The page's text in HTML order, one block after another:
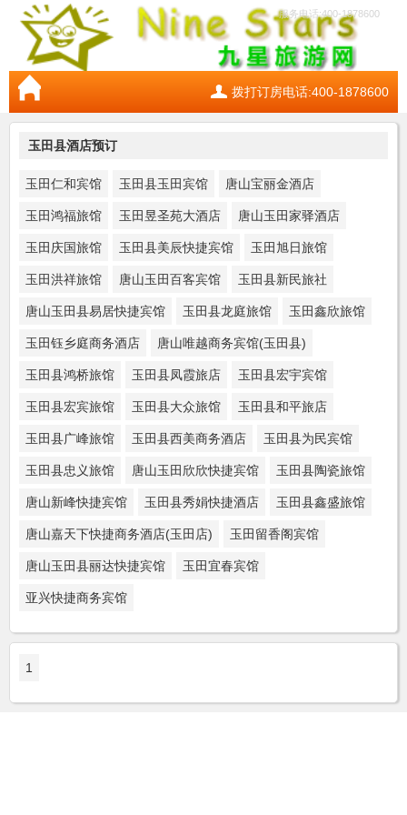
服务电话:400-1878600
拨打订房电话:400-1878600
玉田县酒店预订
玉田仁和宾馆 玉田县玉田宾馆 唐山宝丽金酒店
玉田鸿福旅馆 玉田昱圣苑大酒店 唐山玉田家驿酒店
玉田庆国旅馆 玉田县美辰快捷宾馆 玉田旭日旅馆
玉田洪祥旅馆 唐山玉田百客宾馆 玉田县新民旅社
唐山玉田县易居快捷宾馆 玉田县龙庭旅馆 玉田鑫欣旅馆
玉田钰乡庭商务酒店 唐山唯越商务宾馆(玉田县)
玉田县鸿桥旅馆 玉田县凤霞旅店 玉田县宏宇宾馆
玉田县宏宾旅馆 玉田县大众旅馆 玉田县和平旅店
玉田县广峰旅馆 玉田县西美商务酒店 玉田县为民宾馆
玉田县忠义旅馆 唐山玉田欣欣快捷宾馆 玉田县陶瓷旅馆
唐山新峰快捷宾馆 玉田县秀娟快捷酒店 玉田县鑫盛旅馆
唐山嘉天下快捷商务酒店(玉田店) 玉田留香阁宾馆
唐山玉田县丽达快捷宾馆 玉田宜春宾馆
亚兴快捷商务宾馆
1